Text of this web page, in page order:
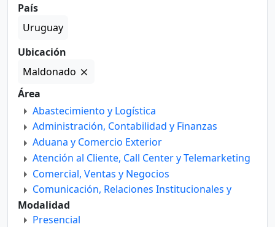
País
Uruguay
Ubicación
Maldonado
Área
Abastecimiento y Logística
Administración, Contabilidad y Finanzas
Aduana y Comercio Exterior
Atención al Cliente, Call Center y Telemarketing
Comercial, Ventas y Negocios
Comunicación, Relaciones Institucionales y
Públicas
Departamento Técnico
Modalidad
Presencial